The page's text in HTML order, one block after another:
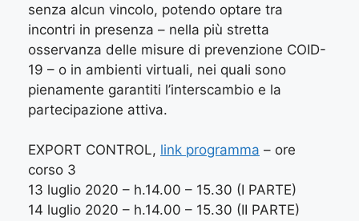
senza alcun vincolo, potendo optare tra
incontri in presenza – nella più stretta
osservanza delle misure di prevenzione COID-
19 – o in ambienti virtuali, nei quali sono
pienamente garantiti l’interscambio e la
partecipazione attiva.
EXPORT CONTROL, link programma – ore
corso 3
13 luglio 2020 – h.14.00 – 15.30 (I PARTE)
14 luglio 2020 – h.14.00 – 15.30 (II PARTE)